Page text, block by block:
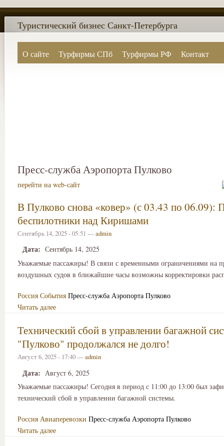
О сайте Турфирмы СПб Турфирмы РФ
Контакт
Туристический бизнес Санкт-Петербурга
Пресс-служба Аэропорта Пулково
перейти на web-сайт
В Пулково снова «ковер» (с 03.43 по 06.09):
беспилотники над Киришами
Сентябрь 14, 2025 - 05:51 —admin
Дата: Сентябрь 14, 2025
Уважаемые пассажиры! В связи с временными ограничениями на
воздушных судов в ближайшие часы возможны корректировки
Россия События Пресс-служба Аэропорта Пулково
Читать далее
Технический сбой в управлении багажной
"Пулково" продолжался не долго!
Август 6, 2025 - 17:40 —admin
Дата: Август 6, 2025
Уважаемые пассажиры! Сегодня в период с 11:00 до 13:00 был
технический сбой в управлении багажной системы.
Россия Авиаперевозки Пресс-служба Аэропорта Пулково
Читать далее